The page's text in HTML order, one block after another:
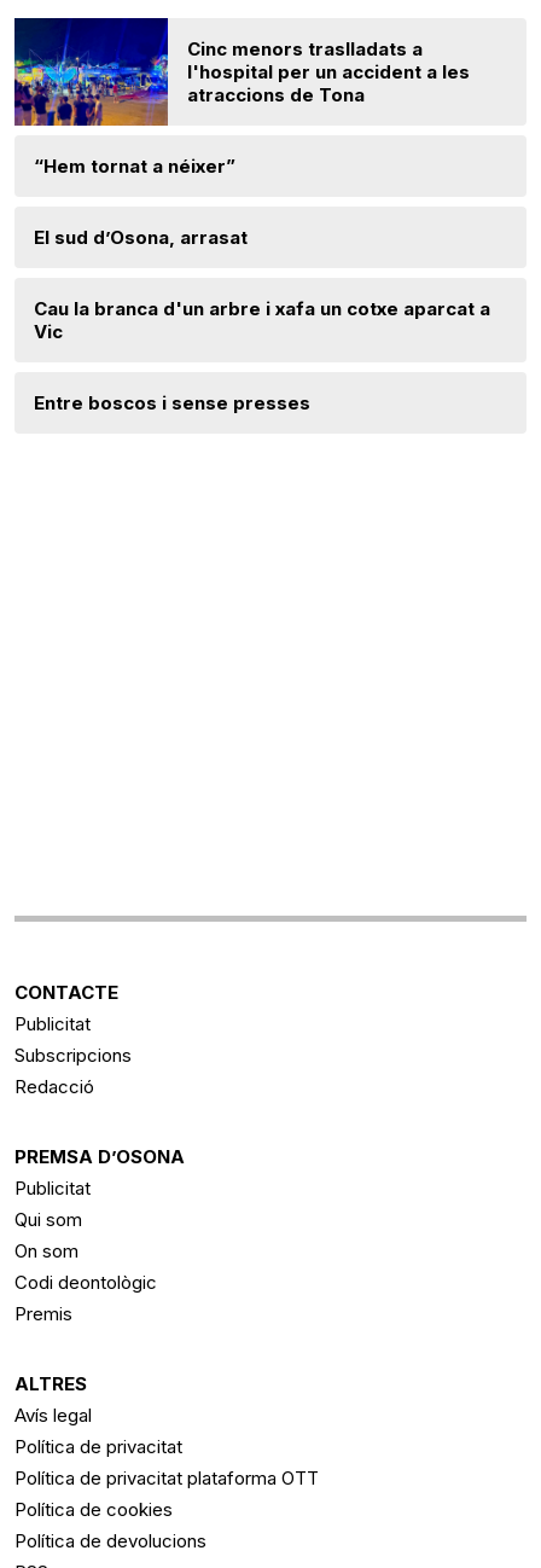
Cinc menors traslladats a
l'hospital per un accident a les
atraccions de Tona
“Hem tornat a néixer”
El sud d’Osona, arrasat
Cau la branca d'un arbre i xafa un cotxe aparcat a
Vic
Entre boscos i sense presses
CONTACTE
Publicitat
Subscripcions
Redacció
PREMSA D’OSONA
Publicitat
Qui som
On som
Codi deontològic
Premis
ALTRES
Avís legal
Política de privacitat
Política de privacitat plataforma OTT
Política de cookies
Política de devolucions